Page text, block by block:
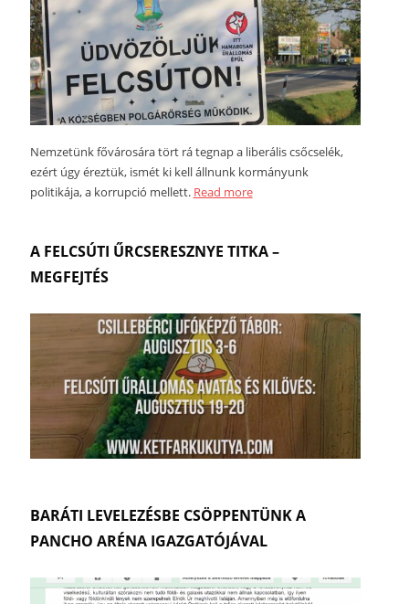
Nemzetünk fővárosára tört rá tegnap a liberális csőcselék,
ezért úgy éreztük, ismét ki kell állnunk kormányunk
politikája, a korrupció mellett. Read more
A FELCSÚTI ŰRCSERESZNYE TITKA –
MEGFEJTÉS
BARÁTI LEVELEZÉSBE CSÖPPENTÜNK A
PANCHO ARÉNA IGAZGATÓJÁVAL